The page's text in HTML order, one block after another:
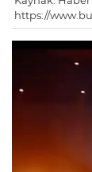
https://